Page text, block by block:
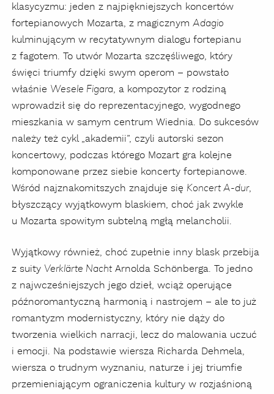
klasycyzmu: jeden z najpiękniejszych koncertów
fortepianowych Mozarta, z magicznym Adagio
kulminującym w recytatywnym dialogu fortepianu
z fagotem. To utwór Mozarta szczęśliwego, który
święci triumfy dzięki swym operom – powstało
właśnie Wesele Figara, a kompozytor z rodziną
wprowadził się do reprezentacyjnego, wygodnego
mieszkania w samym centrum Wiednia. Do sukcesów
należy też cykl „akademii”, czyli autorski sezon
koncertowy, podczas którego Mozart gra kolejne
komponowane przez siebie koncerty fortepianowe.
Wśród najznakomitszych znajduje się Koncert A-dur,
błyszczący wyjątkowym blaskiem, choć jak zwykle
u Mozarta spowitym subtelną mgłą melancholii.
Wyjątkowy również, choć zupełnie inny blask przebija
z suity Verklärte NachtArnolda Schönberga. To jedno
z najwcześniejszych jego dzieł, wciąż operujące
późnoromantyczną harmonią i nastrojem – ale to już
romantyzm modernistyczny, który nie dąży do
tworzenia wielkich narracji, lecz do malowania uczuć
i emocji. Na podstawie wiersza Richarda Dehmela,
wiersza o trudnym wyznaniu, naturze i jej triumfie
przemieniającym ograniczenia kultury w rozjaśnioną